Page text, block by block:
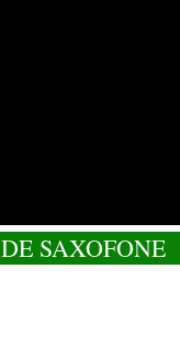
SAXOFONE